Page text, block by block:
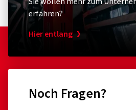
erfahren?
Hier entlang
Noch Fragen?